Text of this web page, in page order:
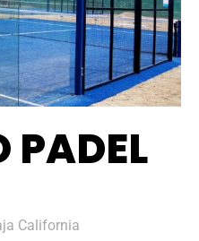
PADEL
California